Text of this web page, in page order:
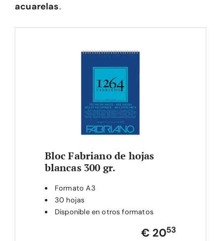
acuarelas.
Bloc Fabriano de hojas
blancas 300 gr.
Formato A3
30 hojas
Disponible en otros formatos
€ 2053